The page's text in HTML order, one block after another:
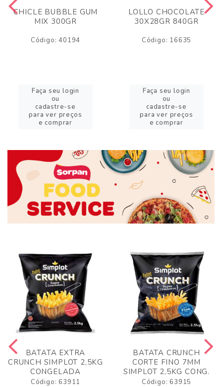
CHICLE BUBBLE GUM
MIX 300GR
Código: 40194
Faça seu login
ou
cadastre-se
para ver preços
e comprar
LOLLO CHOCOLATE
30X28GR 840GR
Código: 16635
Faça seu login
ou
cadastre-se
para ver preços
e comprar
BATATA EXTRA
CRUNCH SIMPLOT 2,5KG
CONGELADA
Código: 63911
BATATA CRUNCH
CORTE FINO 7MM
SIMPLOT 2,5KG CONG.
Código: 63915